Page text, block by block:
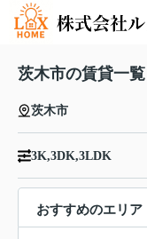
茨木市の賃貸一覧
茨木市
3K,3DK,3LDK
おすすめのエリア